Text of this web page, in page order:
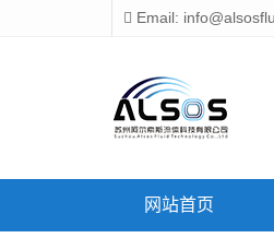
Email:
网站首页